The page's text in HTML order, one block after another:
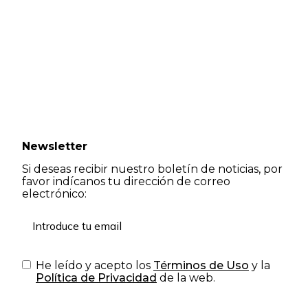
Newsletter
Si deseas recibir nuestro boletín de noticias, por
favor indícanos tu dirección de correo
electrónico:
He leído y acepto los Términos de Uso y la
Política de Privacidad de la web.